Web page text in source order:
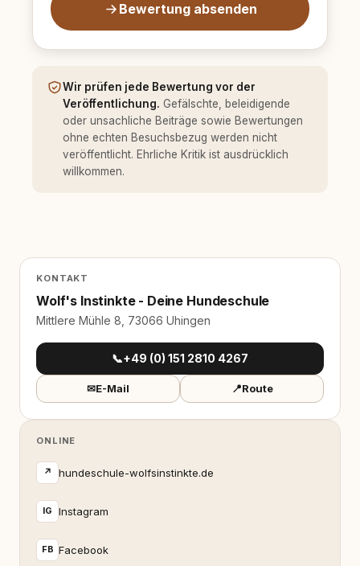
Bewertung absenden
Wir prüfen jede Bewertung vor der
Veröffentlichung. Gefälschte, beleidigende
oder unsachliche Beiträge sowie Bewertungen
ohne echten Besuchsbezug werden nicht
veröffentlicht. Ehrliche Kritik ist ausdrücklich
willkommen.
KONTAKT
Wolf's Instinkte - Deine Hundeschule
Mittlere Mühle 8, 73066 Uhingen
📞+49 (0) 151 2810 4267
✉E-Mail 📍Route
ONLINE
↗ hundeschule-wolfsinstinkte.de
IG Instagram
FB Facebook